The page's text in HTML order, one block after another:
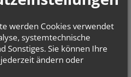
werden Cookies verwendet
systemtechnische
Sonstiges. Sie können Ihre
ändern oder